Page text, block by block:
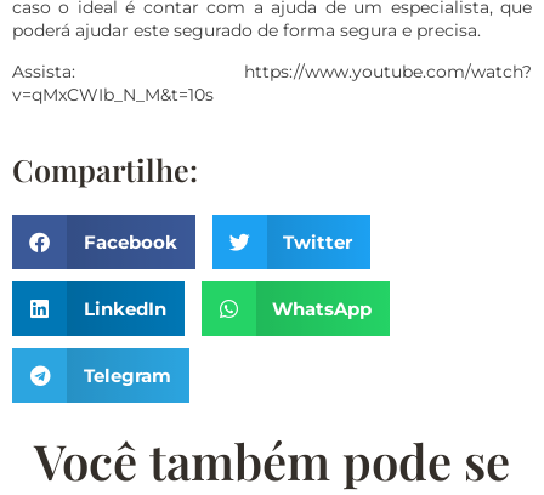
caso o ideal é contar com a ajuda de um especialista, que
poderá ajudar este segurado de forma segura e precisa.
Assista: https://www.youtube.com/watch?
v=qMxCWIb_N_M&t=10s
Compartilhe:
Facebook Twitter
LinkedIn WhatsApp
Telegram
Você também pode se